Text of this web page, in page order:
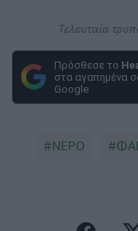
Τελευταία
Πρόσθεσε το
στα αγαπημένα
Google
ΝΕΡΟ